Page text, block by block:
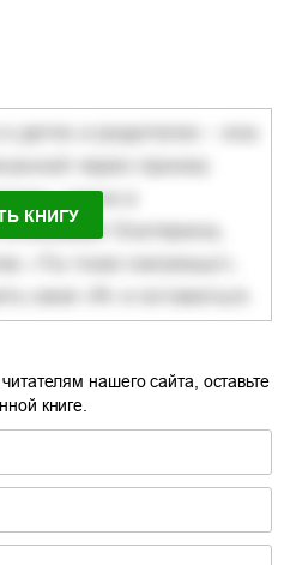
КНИГУ
нашего сайта, оставьте
книге.